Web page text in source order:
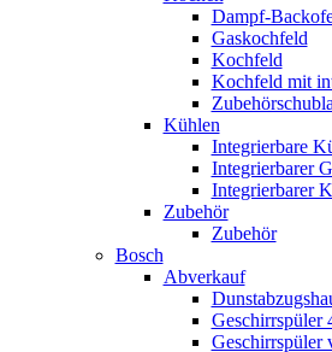
Dampf-
Gaskochfeld
Kochfeld
Kochfeld mit
Kühlen
Integrierbare
Integrierbarer
Integrierbarer
Zubehör
Zubehör
Bosch
Abverkauf
Geschirrspüler
Geschirrspüler